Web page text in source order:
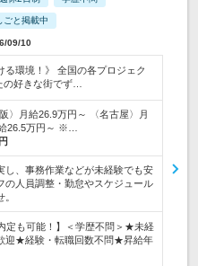
ごと掲載中
09/10
る環境！》 全国の各プロジェク
好きな街でず…
〉月給26.9万円～ 〈名古屋〉月
26.5万円～ ※…
し、事務作業などが未経験でも安
人員調整・勤怠やスケジュール
定も可能！】＜学歴不問＞★未経
迎★経験・転職回数不問★昇給年